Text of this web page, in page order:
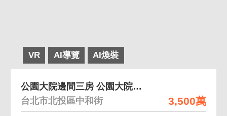
VR AI導覽 AI煥裝
3,500萬
公園大院邊間三房 公園大院稀有三房車位釋出
台北市北投區中和街